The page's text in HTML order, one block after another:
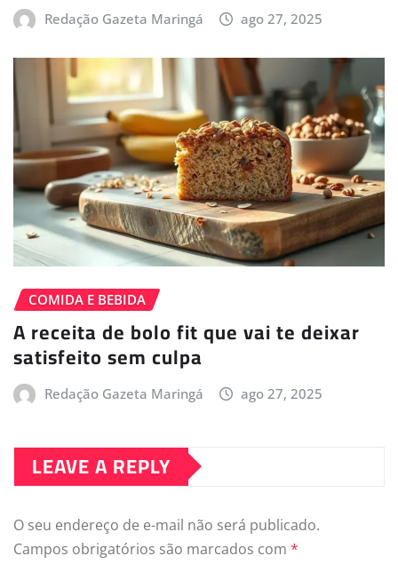
Redação Gazeta Maringá ago 27, 2025
COMIDA E BEBIDA
A receita de bolo fit que vai te deixar
satisfeito sem culpa
Redação Gazeta Maringá ago 27, 2025
LEAVE A REPLY
O seu endereço de e-mail não será publicado.
Campos obrigatórios são marcados com *